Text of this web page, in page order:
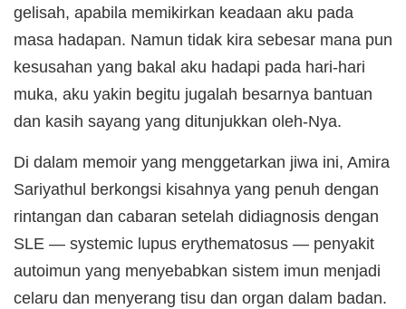
gelisah, apabila memikirkan keadaan aku pada
masa hadapan. Namun tidak kira sebesar mana pun
kesusahan yang bakal aku hadapi pada hari-hari
muka, aku yakin begitu jugalah besarnya bantuan
dan kasih sayang yang ditunjukkan oleh-Nya.
Di dalam memoir yang menggetarkan jiwa ini, Amira
Sariyathul berkongsi kisahnya yang penuh dengan
rintangan dan cabaran setelah didiagnosis dengan
SLE — systemic lupus erythematosus — penyakit
autoimun yang menyebabkan sistem imun menjadi
celaru dan menyerang tisu dan organ dalam badan.